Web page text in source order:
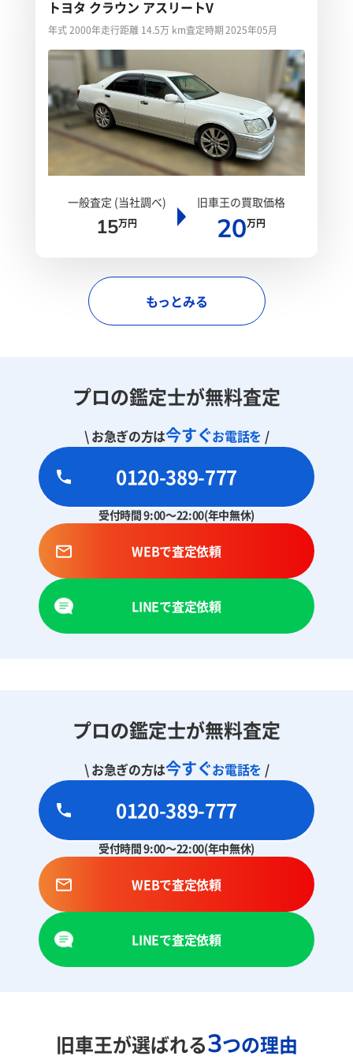
トヨタ クラウン アスリートV
年式 2000年走行距離 14.5万 km査定時期 2025年05月
一般査定 (当社調べ)
15万円
旧車王の買取価格
20万円
もっとみる
プロの鑑定士が無料査定
\ お急ぎの方は今すぐお電話を /
0120-389-777
受付時間 9:00～22:00(年中無休)
WEBで査定依頼
LINEで査定依頼
プロの鑑定士が無料査定
\ お急ぎの方は今すぐお電話を /
0120-389-777
受付時間 9:00～22:00(年中無休)
WEBで査定依頼
LINEで査定依頼
旧車王が選ばれる3つの理由